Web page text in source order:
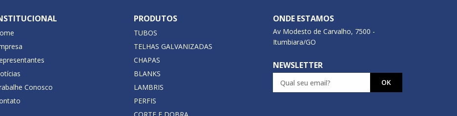
Conosco
PRODUTOS
TUBOS
TELHAS GALVANIZADAS
CHAPAS
BLANKS
LAMBRIS
PERFIS
ONDE ESTAMOS
Av Modesto de Carvalho, 7500 -
Itumbiara/GO
NEWSLETTER